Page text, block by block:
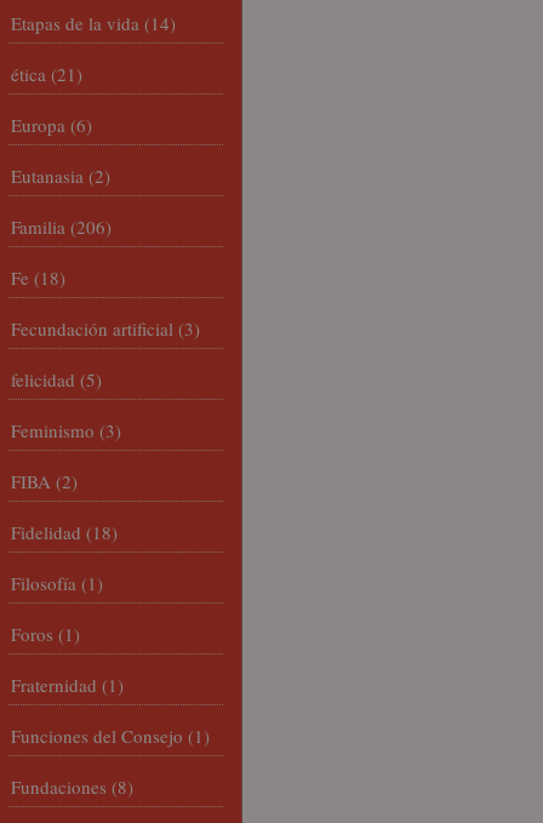
Etapas de la vida (14)
ética (21)
Europa (6)
Eutanasia (2)
Familia (206)
Fe (18)
Fecundación artificial (3)
felicidad (5)
Feminismo (3)
FIBA (2)
Fidelidad (18)
Filosofía (1)
Foros (1)
Fraternidad (1)
Funciones del Consejo (1)
Fundaciones (8)